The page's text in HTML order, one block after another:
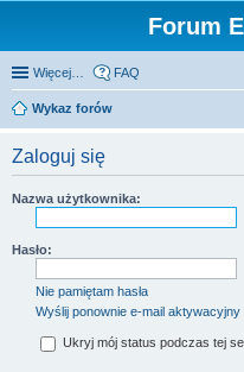
Forum
Więcej… FAQ
Wykaz forów
Zaloguj się
Nazwa użytkownika:
Hasło:
Nie pamiętam hasła
Wyślij ponownie e-mail aktywacyjny
Ukryj mój status podczas tej